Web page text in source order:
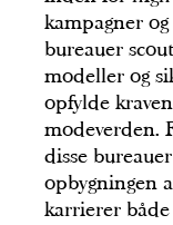
kampagner
bureauer
modeller og
opfylde
modeverden.
disse
opbygningen
karrierer